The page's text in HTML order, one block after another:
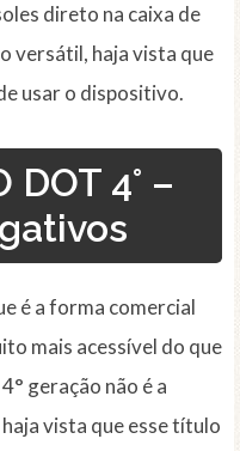
direto na caixa de
versátil, haja vista que
usar o dispositivo.
DOT 4° –
é a forma comercial
mais acessível do que
geração não é a
vista que esse título